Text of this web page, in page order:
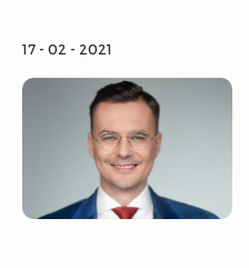
17 - 02 - 2021